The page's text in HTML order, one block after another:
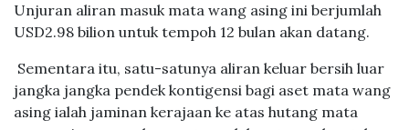
Unjuran aliran masuk mata wang asing ini berjumlah
USD2.98 bilion untuk tempoh 12 bulan akan datang.
Sementara itu, satu-satunya aliran keluar bersih luar
jangka jangka pendek kontigensi bagi aset mata wang
asing ialah jaminan kerajaan ke atas hutang mata